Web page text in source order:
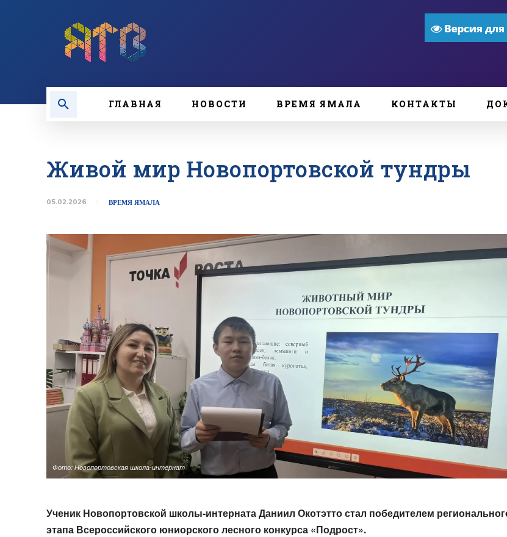
ГЛАВНАЯ НОВОСТИ ВРЕМЯ ЯМАЛА КОНТАКТЫ
Живой мир Новопортовской тундры
05.02.2026 ВРЕМЯ ЯМАЛА
Фото: Новопортовская школа-интернат
Ученик Новопортовской школы-интерната Даниил Окотэтто стал победителем
этапа Всероссийского юниорского лесного конкурса «Подрост».